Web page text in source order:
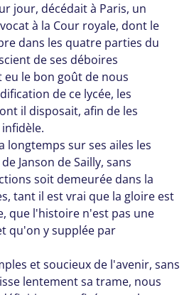
jour, décédait à Paris, un
à la Cour royale, dont le
dans les quatre parties du
de ses déboires
le bon goût de nous
de ce lycée, les
il disposait, afin de les
longtemps sur ses ailes les
Janson de Sailly, sans
soit demeurée dans la
tant il est vrai que la gloire est
que l'histoire n'est pas une
qu'on y supplée par
et soucieux de l'avenir, sans
lentement sa trame, nous